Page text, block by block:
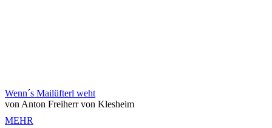
Wenn´s Mailüfterl weht
von Anton Freiherr von Klesheim
MEHR